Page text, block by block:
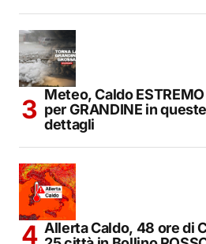
Meteo, Caldo
per GRANDINE in
dettagli
Allerta Caldo, 48 ore di